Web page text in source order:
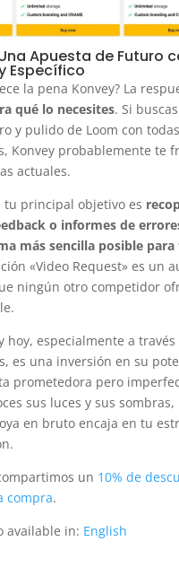
Apuesta de Futuro
Específico
la pena Konvey? La
qué lo necesites. Si
y pulido de Loom con
Konvey probablemente te
actuales.
tu principal objetivo es
o informes de
más sencilla posible para
«Video Request» es un
ningún otro competidor
hoy, especialmente a través
es una inversión en su
prometedora pero
sus luces y sus sombras,
en bruto encaja en tu
un 10% de
compra.
available in: English